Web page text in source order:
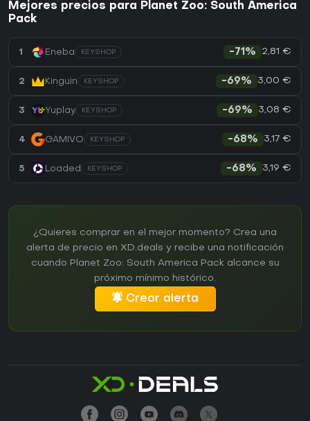
Mejores precios para Planet Zoo: South America
Pack
1 Eneba KEYSHOP -71% 2,81 €
2 Kinguin KEYSHOP -69% 3,00 €
3 Yuplay KEYSHOP -69% 3,08 €
4 GAMIVO KEYSHOP -68% 3,17 €
5 Loaded KEYSHOP -68% 3,19 €
¿Quieres comprar en el mejor momento? Crea una
alerta de precio en XD.deals y recibe una notificación
cuando Planet Zoo: South America Pack alcance su
próximo mínimo histórico.
Crear alerta